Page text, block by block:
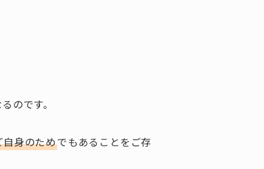
のです。
自身のためでもあることをご存